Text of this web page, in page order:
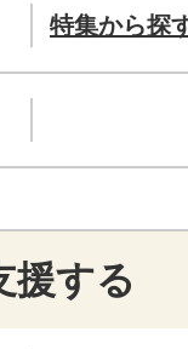
特集から探
援する